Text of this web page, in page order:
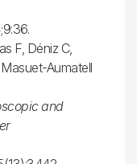
F, Déniz C,
Aumatell
and